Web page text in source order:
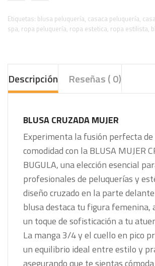
Etiquetas: blusa peluquería, casaca peluquería,
spa, ropa peluquería, ropa estetica, ropa estilista,
Descripción Reseñas ( 0)
BLUSA CRUZADA MUJER
Experimenta la fusión perfecta
comodidad con la BLUSA MUJER
BUGULA, una elección esencial
profesionales de peluquerías y
diseño cruzado en la parte
blusa destaca tu figura femenina,
un toque de sofisticación a tu
La manga 3/4 y el cuello en pico
un equilibrio ideal entre estilo y
asegurando que te sientas